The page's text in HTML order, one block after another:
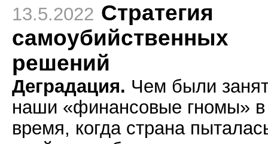
13.5.2022 Стратегия
самоубийственных
решений
Деградация. Чем были
наши «финансовые гномы» в
время, когда страна